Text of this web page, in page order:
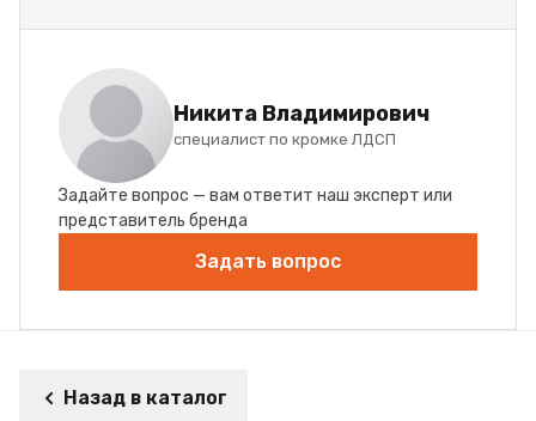
Никита Владимирович
специалист по кромке ЛДСП
Задайте вопрос — вам ответит наш эксперт или
представитель бренда
Задать вопрос
Назад в каталог